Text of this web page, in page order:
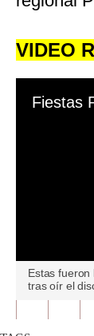
VIDEO
seconds
0
seconds
Estas
tras oír el